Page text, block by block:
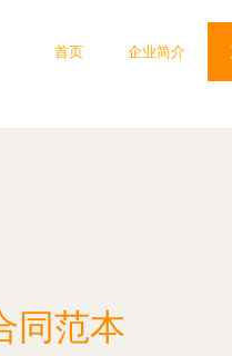
首页 企业简介
同范本